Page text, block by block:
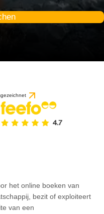
het online boeken van
bezit of exploiteert
van een